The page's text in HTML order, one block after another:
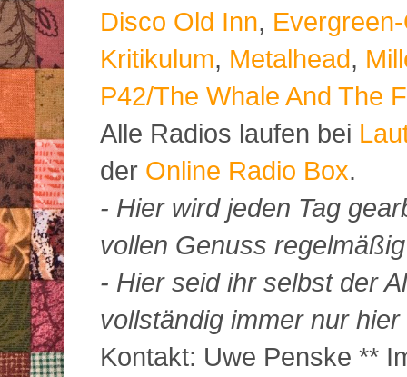
Disco Old Inn,
Kritikulum, Metalhead,
P42/The Whale And The
Alle Radios laufen bei
der Online Radio Box.
- Hier wird jeden Tag
vollen Genuss
- Hier seid ihr selbst der
vollständig immer nur
Kontakt: Uwe Penske **